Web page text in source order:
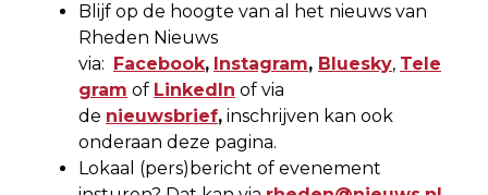
Blijf op de hoogte van al het nieuws van
Rheden Nieuws
via: Facebook, Instagram, Bluesky, Tele
gram of LinkedIn of via
de nieuwsbrief, inschrijven kan ook
onderaan deze pagina.
Lokaal (pers)bericht of evenement